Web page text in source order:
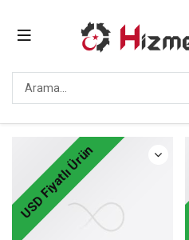
USD Fiyatlı Ürün